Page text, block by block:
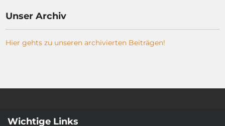
Unser Archiv
Hier gehts zu unseren archivierten Beiträgen!
Wichtige Links